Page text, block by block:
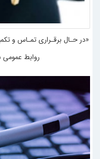
«در حـال برقـراری تمـاس و
روابط عمومی